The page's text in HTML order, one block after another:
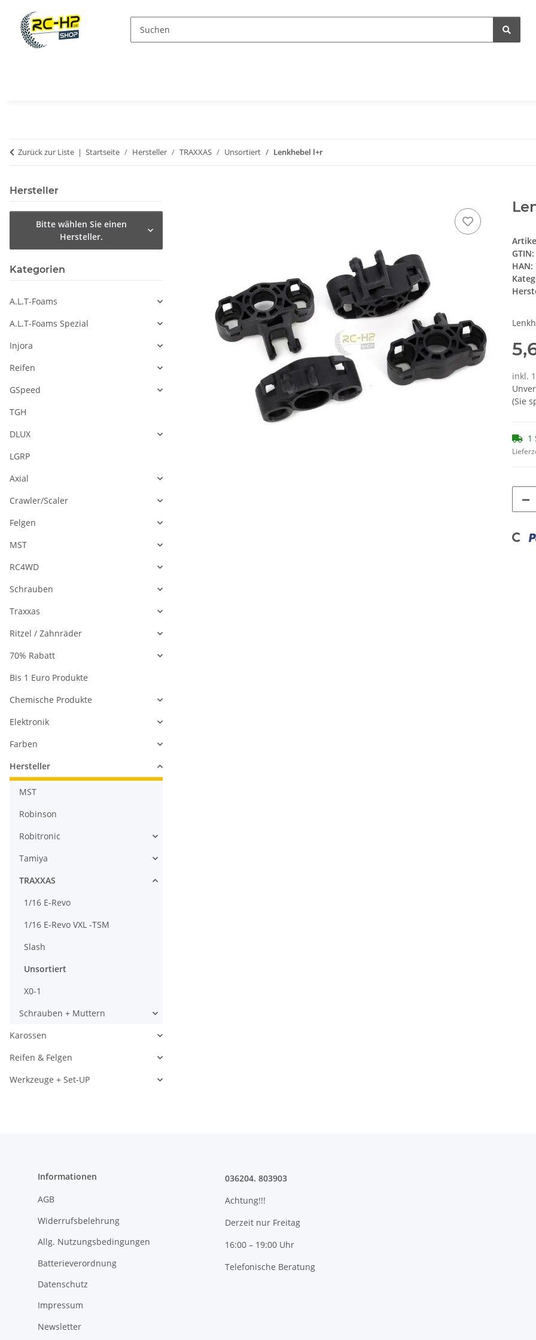
Zurück zur Liste Startseite Hersteller TRAXXAS Unsortiert Lenkhebel l+r
GTIN:
HAN:
inkl.
(Sie
1
Loading...
Hersteller
Bitte wählen Sie einen
Hersteller.
Kategorien
A.L.T-Foams
A.L.T-Foams Spezial
Injora
Reifen
GSpeed
TGH
DLUX
LGRP
Axial
Crawler/Scaler
Felgen
MST
RC4WD
Schrauben
Traxxas
Ritzel / Zahnräder
70% Rabatt
Bis 1 Euro Produkte
Chemische Produkte
Elektronik
Farben
Hersteller
MST
Robinson
Robitronic
Tamiya
TRAXXAS
1/16 E-Revo
1/16 E-Revo VXL -TSM
Slash
Unsortiert
X0-1
Schrauben + Muttern
Karossen
Reifen & Felgen
Werkzeuge + Set-UP
Informationen
AGB
Widerrufsbelehrung
Allg. Nutzungsbedingungen
Batterieverordnung
Datenschutz
Impressum
Newsletter
036204. 803903
Achtung!!!
Derzeit nur Freitag
16:00 – 19:00 Uhr
Telefonische Beratung